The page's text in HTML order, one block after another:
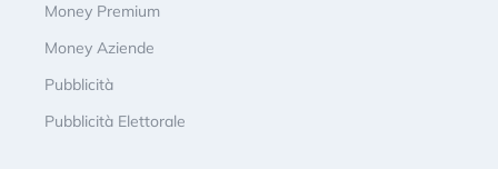
Money Premium
Money Aziende
Pubblicità
Pubblicità Elettorale